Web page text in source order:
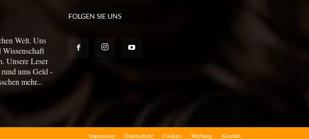
Welt. Uns
Wissenschaft
Unsere Leser
ums Geld -
mehr...
FOLGEN SIE UNS
Impressum Datenschutz Cookies Werbung Kontakt